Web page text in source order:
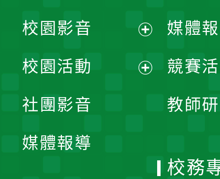
媒體
競賽
教師
校園影音
開
校園活動
社團影音
媒體報導
校務